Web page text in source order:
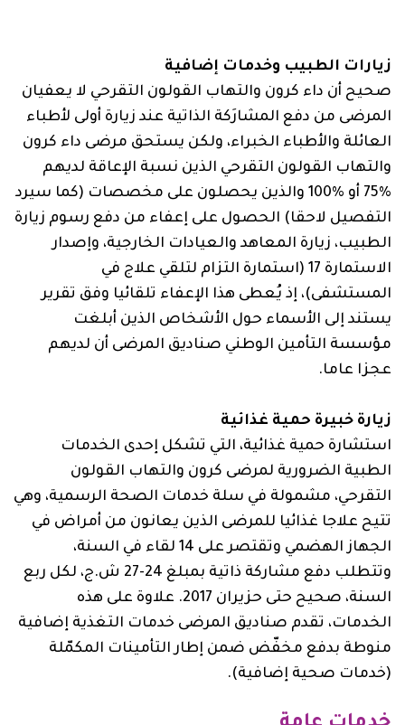
زيارات الطبيب وخدمات إضافية
صحيح أن داء كرون والتهاب القولون التقرحي لا يعفيان
المرضى من دفع المشارَكة الذاتية عند زيارة أولى لأطباء
العائلة والأطباء الخبراء، ولكن يستحق مرضى داء كرون
والتهاب القولون التقرحي الذين نسبة الإعاقة لديهم
‏75%‏ أو ‏100% والذين يحصلون على مخصصات (كما سيرد
التفصيل لاحقا) الحصول على إعفاء من دفع رسوم زيارة
الطبيب، زيارة المعاهد والعيادات الخارجية، وإصدار
الاستمارة 17 (استمارة التزام لتلقي علاج في
المستشفى)، إذ يُعطى هذا الإعفاء تلقائيا وفق تقرير
يستند إلى الأسماء حول الأشخاص الذين أبلغت
مؤسسة التأمين الوطني صناديق المرضى أن لديهم
عجزا عاما.
زيارة خبيرة حمية غذائية
استشارة حمية غذائية، التي تشكل إحدى الخدمات
الطبية الضرورية لمرضى كرون والتهاب القولون
التقرحي، مشمولة في سلة خدمات الصحة الرسمية، وهي
تتيح علاجا غذائيا للمرضى الذين يعانون من أمراض في
الجهاز الهضمي وتقتصر على 14 لقاء في السنة،
وتتطلب دفع مشاركة ذاتية بمبلغ 24-27 ش.ج، لكل ربع
السنة، صحيح حتى حزيران 2017. علاوة على هذه
الخدمات، تقدم صناديق المرضى خدمات التغذية إضافية
منوطة بدفع مخفّض ضمن إطار التأمينات المكمّلة
(خدمات صحية إضافية).